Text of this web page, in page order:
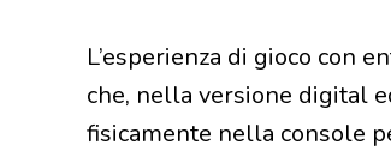
L’esperienza di gioco con
che, nella versione digital
fisicamente nella console